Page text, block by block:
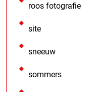
roos fotografie
site
sneeuw
sommers